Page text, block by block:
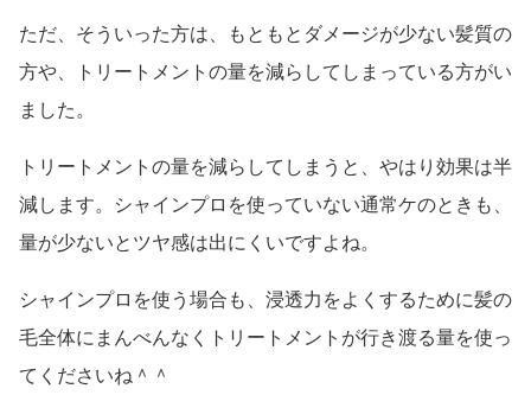
ただ、そういった方は、もともとダメージが少ない髪質の
方や、トリートメントの量を減らしてしまっている方がい
ました。
トリートメントの量を減らしてしまうと、やはり効果は半
減します。シャインプロを使っていない通常ケのときも、
量が少ないとツヤ感は出にくいですよね。
シャインプロを使う場合も、浸透力をよくするために髪の
毛全体にまんべんなくトリートメントが行き渡る量を使っ
てくださいね＾＾